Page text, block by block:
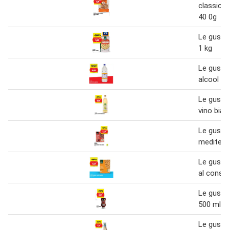
classici
40 0g
Le
1 kg
Le
alcool
Le
vino
Le
Le
al
Le
500 ml
Le